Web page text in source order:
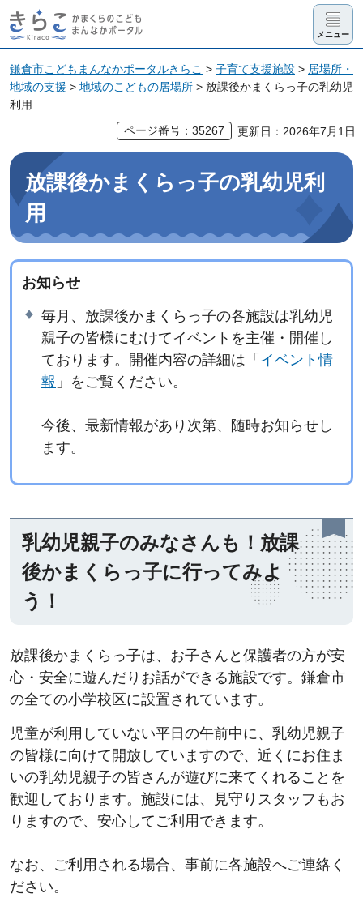
きらこ かま
くらのこど
も まんなか
ポータル
メニュー
鎌倉市こどもまんなかポータルきらこ > 子育て支援施設 > 居場所・
地域の支援 > 地域のこどもの居場所 > 放課後かまくらっ子の乳幼児
利用
ページ番号：35267
更新日：2026年7月1日
放課後かまくらっ子の乳幼児利
用
お知らせ
毎月、放課後かまくらっ子の各施設は乳幼児
親子の皆様にむけてイベントを主催・開催し
ております。開催内容の詳細は「 イベント情
報 」をご覧ください。
今後、最新情報があり次第、随時お知らせし
ます。
乳幼児親子のみなさんも！放課
後かまくらっ子に行ってみよ
う！
放課後かまくらっ子は、お子さんと保護者の方が安
心・安全に遊んだりお話ができる施設です。鎌倉市
の全ての小学校区に設置されています。
児童が利用していない平日の午前中に、乳幼児親子
の皆様に向けて開放していますので、近くにお住ま
いの乳幼児親子の皆さんが遊びに来てくれることを
歓迎しております。施設には、見守りスタッフもお
りますので、安心してご利用できます。
なお、ご利用される場合、事前に各施設へご連絡く
ださい。